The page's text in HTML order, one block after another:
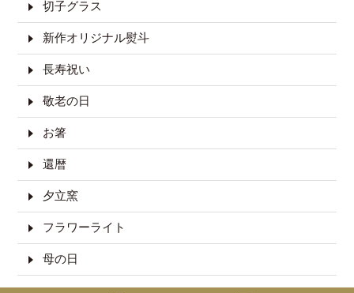
切子グラス
新作オリジナル熨斗
長寿祝い
敬老の日
お箸
還暦
夕立窯
フラワーライト
母の日